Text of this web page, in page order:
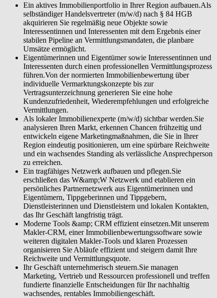
Ein aktives Immobilienportfolio in Ihrer Region aufbauen.Als
selbständiger Handelsvertreter (m/w/d) nach § 84 HGB
akquirieren Sie regelmäßig neue Objekte sowie
Interessentinnen und Interessenten mit dem Ergebnis einer
stabilen Pipeline an Vermittlungsmandaten, die planbare
Umsätze ermöglicht.
Eigentümerinnen und Eigentümer sowie Interessentinnen und
Interessenten durch einen professionellen Vermittlungsprozess
führen.Von der normierten Immobilienbewertung über
individuelle Vermarktungskonzepte bis zur
Vertragsunterzeichnung generieren Sie eine hohe
Kundenzufriedenheit, Wiederempfehlungen und erfolgreiche
Vermittlungen.
Als lokaler Immobilienexperte (m/w/d) sichtbar werden.Sie
analysieren Ihren Markt, erkennen Chancen frühzeitig und
entwickeln eigene Marketingmaßnahmen, die Sie in Ihrer
Region eindeutig positionieren, um eine spürbare Reichweite
und ein wachsendes Standing als verlässliche Ansprechperson
zu erreichen.
Ein tragfähiges Netzwerk aufbauen und pflegen.Sie
erschließen das W&amp;W Netzwerk und etablieren ein
persönliches Partnernetzwerk aus Eigentümerinnen und
Eigentümern, Tippgeberinnen und Tippgebern,
Dienstleisterinnen und Dienstleistern und lokalen Kontakten,
das Ihr Geschäft langfristig trägt.
Moderne Tools &amp; CRM effizient einsetzen.Mit unserem
Makler-CRM, einer Immobilienbewertungssoftware sowie
weiteren digitalen Makler-Tools und klaren Prozessen
organisieren Sie Abläufe effizient und steigern damit Ihre
Reichweite und Vermittlungsquote.
Ihr Geschäft unternehmerisch steuern.Sie managen
Marketing, Vertrieb und Ressourcen professionell und treffen
fundierte finanzielle Entscheidungen für Ihr nachhaltig
wachsendes, rentables Immobiliengeschäft.